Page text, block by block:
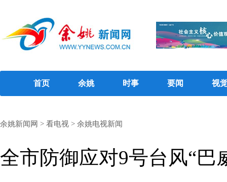
首页 余姚 时事 要闻 视
余姚新闻网 > 看电视 > 余姚电视新闻
全市防御应对9号台风“巴